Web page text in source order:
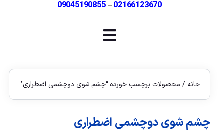
02166123670
–
09045190855
خانه / محصولات برچسب خورده “چشم شوی دوچشمی اضطراری”
چشم شوی دوچشمی اضطراری